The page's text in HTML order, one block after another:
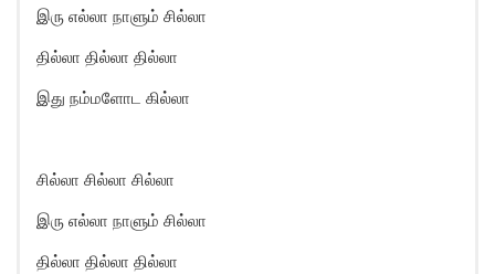
இரு எல்லா நாளும் சில்லா
தில்லா தில்லா தில்லா
இது நம்மளோட கில்லா
சில்லா சில்லா சில்லா
இரு எல்லா நாளும் சில்லா
தில்லா தில்லா தில்லா